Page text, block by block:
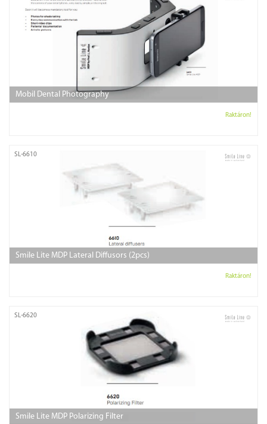
Mobil Dental Photography
Raktáron!
SL-6610
Smile Lite MDP Lateral Diffusors (2pcs)
Raktáron!
SL-6620
Smile Lite MDP Polarizing Filter